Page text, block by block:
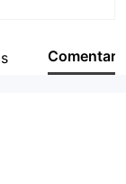
Comentar